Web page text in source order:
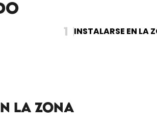
1 INSTALARSE EN LA
LA ZONA